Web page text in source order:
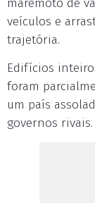
maremoto de
veículos e
trajetória.
Edifícios
foram
um país
governos rivais.